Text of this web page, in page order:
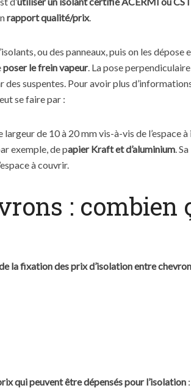
rapport qualité/prix.
ou des panneaux, puis on les dépose
poser le frein vapeur. La pose perpendiculaire
suspentes. Pour avoir plus
se faire par :
de 10 à 20 mm vis-à-vis de l’espace à
exemple, de papier Kraft et d’aluminium.
à couvrir.
: combien
la fixation des prix d’isolation entre
qui peuvent être dépensés pour l’isolation :